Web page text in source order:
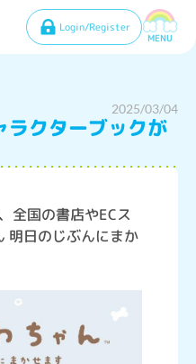
Login/Register
MENU
2025/03/04
ラクターブックが
全国の書店やECス
明日のじぶんにまか